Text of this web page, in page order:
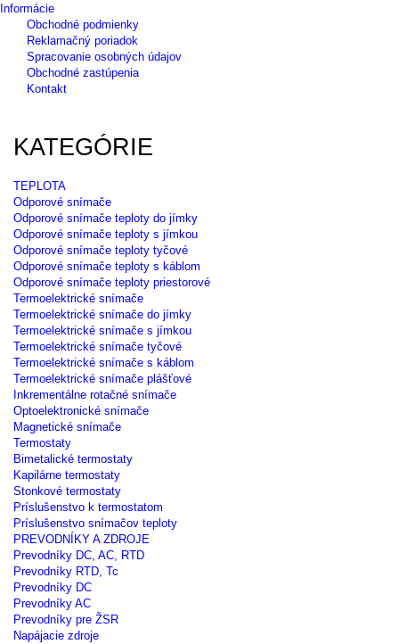
Informácie
Obchodné podmienky
Reklamačný poriadok
Spracovanie osobných údajov
Obchodné zastúpenia
Kontakt
KATEGÓRIE
TEPLOTA
Odporové snímače
Odporové snímače teploty do jímky
Odporové snímače teploty s jímkou
Odporové snímače teploty tyčové
Odporové snímače teploty s káblom
Odporové snímače teploty priestorové
Termoelektrické snímače
Termoelektrické snímače do jímky
Termoelektrické snímače s jímkou
Termoelektrické snímače tyčové
Termoelektrické snímače s káblom
Termoelektrické snímače plášťové
Inkrementálne rotačné snímače
Optoelektronické snímače
Magnetické snímače
Termostaty
Bimetalické termostaty
Kapilárne termostaty
Stonkové termostaty
Príslušenstvo k termostatom
Príslušenstvo snímačov teploty
PREVODNÍKY A ZDROJE
Prevodníky DC, AC, RTD
Prevodníky RTD, Tc
Prevodníky DC
Prevodníky AC
Prevodníky pre ŽSR
Napájacie zdroje